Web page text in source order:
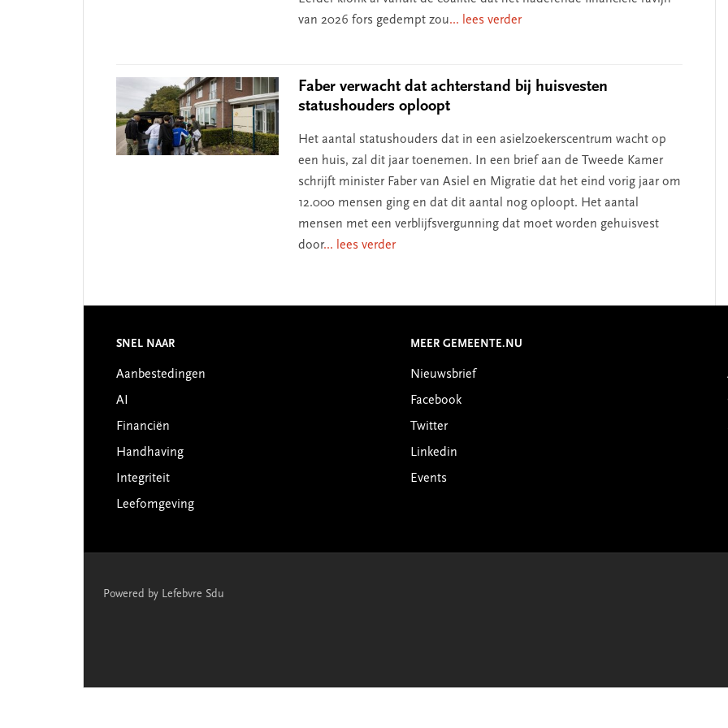
van 2026 fors gedempt zou... lees verder
Faber verwacht dat achterstand bij huisvesten
statushouders oploopt
Het aantal statushouders dat in een asielzoekerscentrum wacht op
een huis, zal dit jaar toenemen. In een brief aan de Tweede Kamer
schrijft minister Faber van Asiel en Migratie dat het eind vorig jaar om
12.000 mensen ging en dat dit aantal nog oploopt. Het aantal
mensen met een verblijfsvergunning dat moet worden gehuisvest
door... lees verder
Footer
SNEL NAAR
Aanbestedingen
AI
Financiën
Handhaving
Integriteit
Leefomgeving
MEER GEMEENTE.NU
Nieuwsbrief
Facebook
Twitter
Linkedin
Events
Powered by Lefebvre Sdu